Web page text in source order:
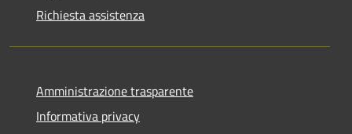
Richiesta assistenza
Amministrazione trasparente
Informativa privacy